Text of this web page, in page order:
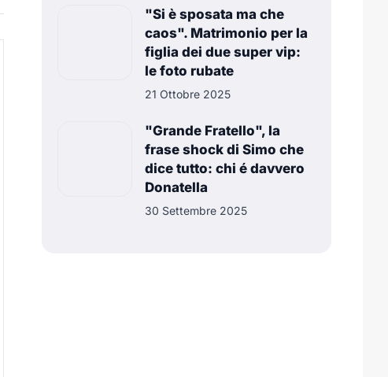
"Si è sposata ma che
caos". Matrimonio per la
figlia dei due super vip:
le foto rubate
21 Ottobre 2025
"Grande Fratello", la
frase shock di Simo che
dice tutto: chi é davvero
Donatella
30 Settembre 2025